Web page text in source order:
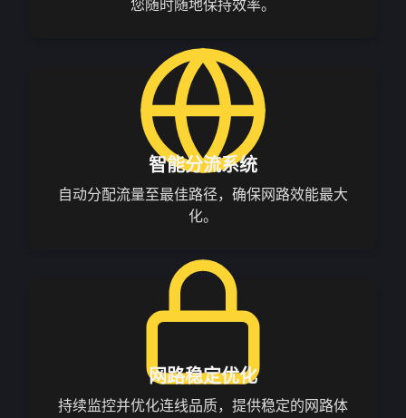
您随时随地保持效率。
智能分流系统
自动分配流量至最佳路径，确保网路效能最大
化。
网路稳定优化
持续监控并优化连线品质，提供稳定的网路体